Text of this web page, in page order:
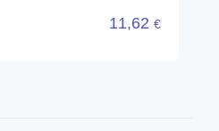
11,62 €